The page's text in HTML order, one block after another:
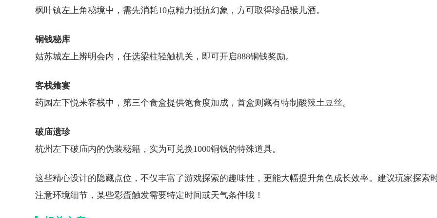
枫叶镇左上角秘境中，需先消耗10点精力抵抗幻象，方可取得珍品猴儿酒。
铜钱秘库
姑苏城左上辨明会内，任选梁柱轻触机关，即可开启888铜钱奖励。
客栈飨宴
药园左下悦来客栈中，第三个食盒提供饱食度加成，首盒则藏有特制酸辣土豆丝。
破庙遗珍
杭州左下破庙内的伪装秘籍，实为可兑换1000铜钱的特殊道具。
这些精心设计的隐藏点位，不仅丰富了游戏探索的趣味性，更能大幅提升角色成长效率。建议玩家探索
注意环境细节，某些彩蛋触发需要特定时间或天气条件哦！